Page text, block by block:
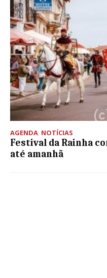
AGENDA, NOTÍCIAS
Festival da Rainha
até amanhã